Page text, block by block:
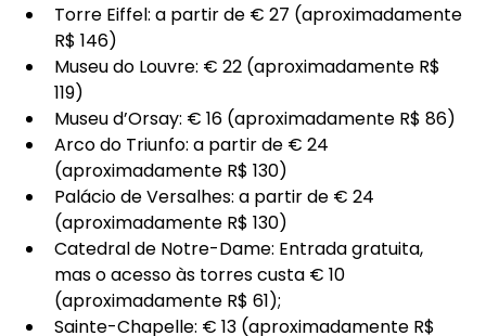
Torre Eiffel: a partir de € 27 (aproximadamente
R$ 146)
Museu do Louvre: € 22 (aproximadamente R$
119)
Museu d’Orsay: € 16 (aproximadamente R$ 86)
Arco do Triunfo: a partir de € 24
(aproximadamente R$ 130)
Palácio de Versalhes: a partir de € 24
(aproximadamente R$ 130)
Catedral de Notre-Dame: Entrada gratuita,
mas o acesso às torres custa € 10
(aproximadamente R$ 61);
Sainte-Chapelle: € 13 (aproximadamente R$